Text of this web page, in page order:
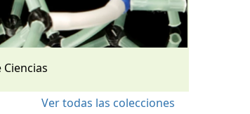
Ciencias
Ver todas las colecciones